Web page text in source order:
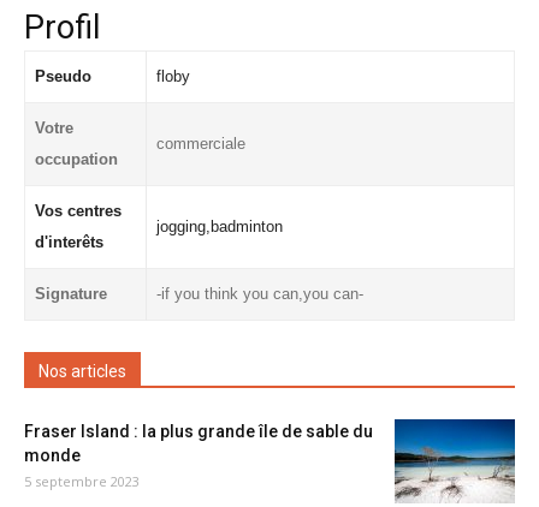
Profil
Pseudo floby
Votre
occupation
commerciale
Vos centres
d'interêts
jogging,badminton
Signature -if you think you can,you can-
Nos articles
Fraser Island : la plus grande île de sable du
monde
5 septembre 2023